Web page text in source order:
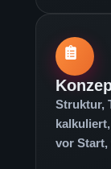
Struktur,
vor Start,